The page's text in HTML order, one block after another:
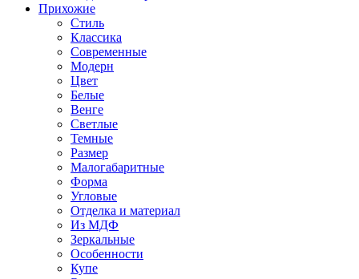
Прихожие
Стиль
Классика
Современные
Модерн
Цвет
Белые
Венге
Светлые
Темные
Размер
Малогабаритные
Форма
Угловые
Отделка и материал
Из МДФ
Зеркальные
Особенности
Купе